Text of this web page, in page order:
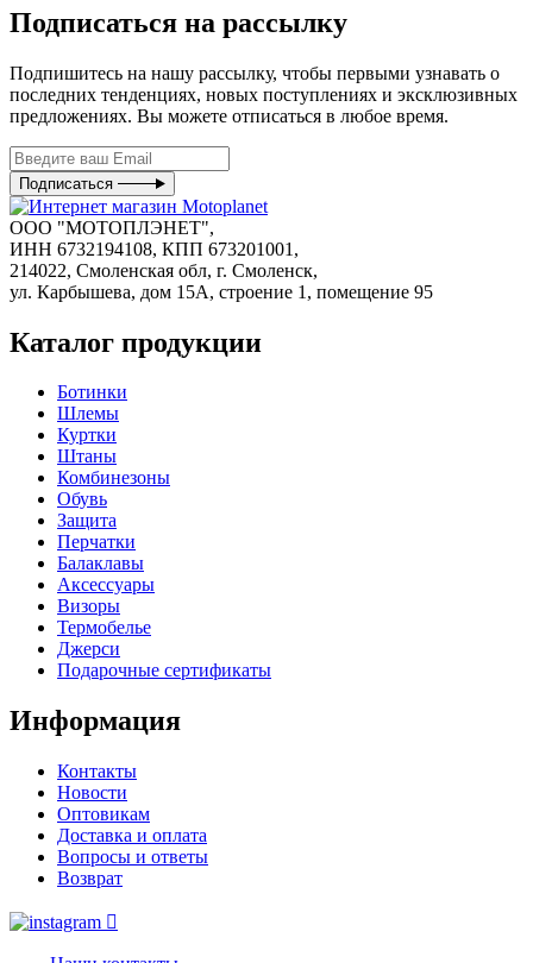
Подписаться на рассылку
Подпишитесь на нашу рассылку, чтобы первыми узнавать о
последних тенденциях, новых поступлениях и эксклюзивных
предложениях. Вы можете отписаться в любое время.
Подписаться
ООО "МОТОПЛЭНЕТ",
ИНН 6732194108, КПП 673201001,
214022, Смоленская обл, г. Смоленск,
ул. Карбышева, дом 15А, строение 1, помещение 95
Каталог продукции
Ботинки
Шлемы
Куртки
Штаны
Комбинезоны
Обувь
Защита
Перчатки
Балаклавы
Аксессуары
Визоры
Термобелье
Джерси
Подарочные сертификаты
Информация
Контакты
Новости
Оптовикам
Доставка и оплата
Вопросы и ответы
Возврат